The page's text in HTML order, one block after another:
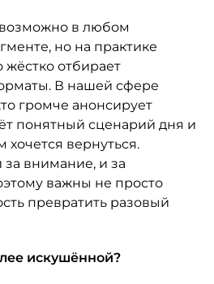
в любом
но на практике
отбирает
В нашей сфере
громче анонсирует
понятный сценарий дня и
хочется вернуться.
внимание, и за
важны не просто
превратить разовый
искушённой?